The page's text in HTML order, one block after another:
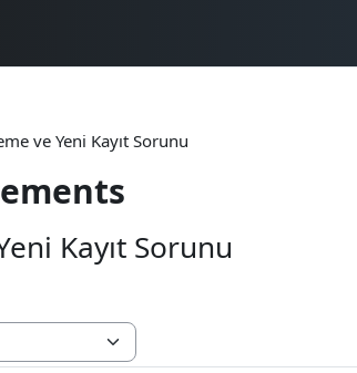
ve Yeni Kayıt Sorunu
Kayıt Sorunu